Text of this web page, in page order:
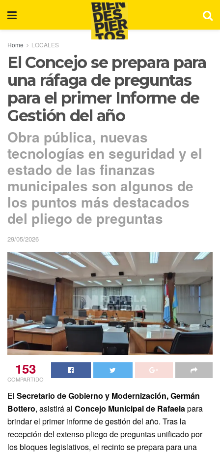
Home LOCALES
El Concejo se prepara para
una ráfaga de preguntas
para el primer Informe de
Gestión del año
Obra pública, nuevas
tecnologías en seguridad y el
estado de las finanzas
municipales son algunos de
los puntos más destacados
del pliego de preguntas
29/05/2026
153
COMPARTIDO
El Secretario de Gobierno y Modernización, Germán
Bottero, asistirá al Concejo Municipal de Rafaelapara
brindar el primer informe de gestión del año. Tras la
recepción del extenso pliego de preguntas unificado por
los bloques legislativos, el recinto se prepara para una